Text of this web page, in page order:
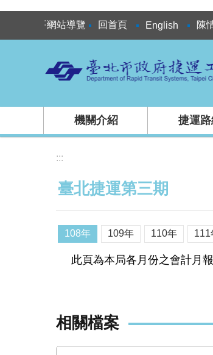
跳到主要內容區塊
:::網站導覽 回首頁 English 陳
機關介紹 捷運路
:::
臺北捷運第三期
108年 109年 110年 111
此頁為本局各月份之會計月
相關檔案